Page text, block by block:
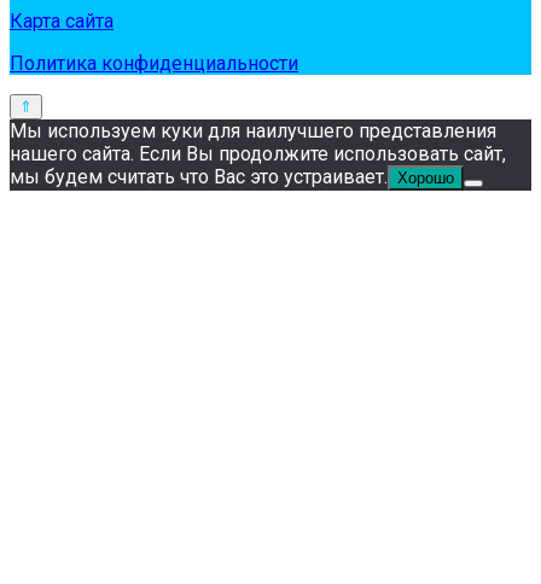
Карта сайта
Политика конфиденциальности
Мы используем куки для наилучшего представления
нашего сайта. Если Вы продолжите использовать сайт,
мы будем считать что Вас это устраивает. Хорошо